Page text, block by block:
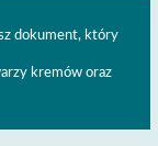
dokument, który
kremów oraz